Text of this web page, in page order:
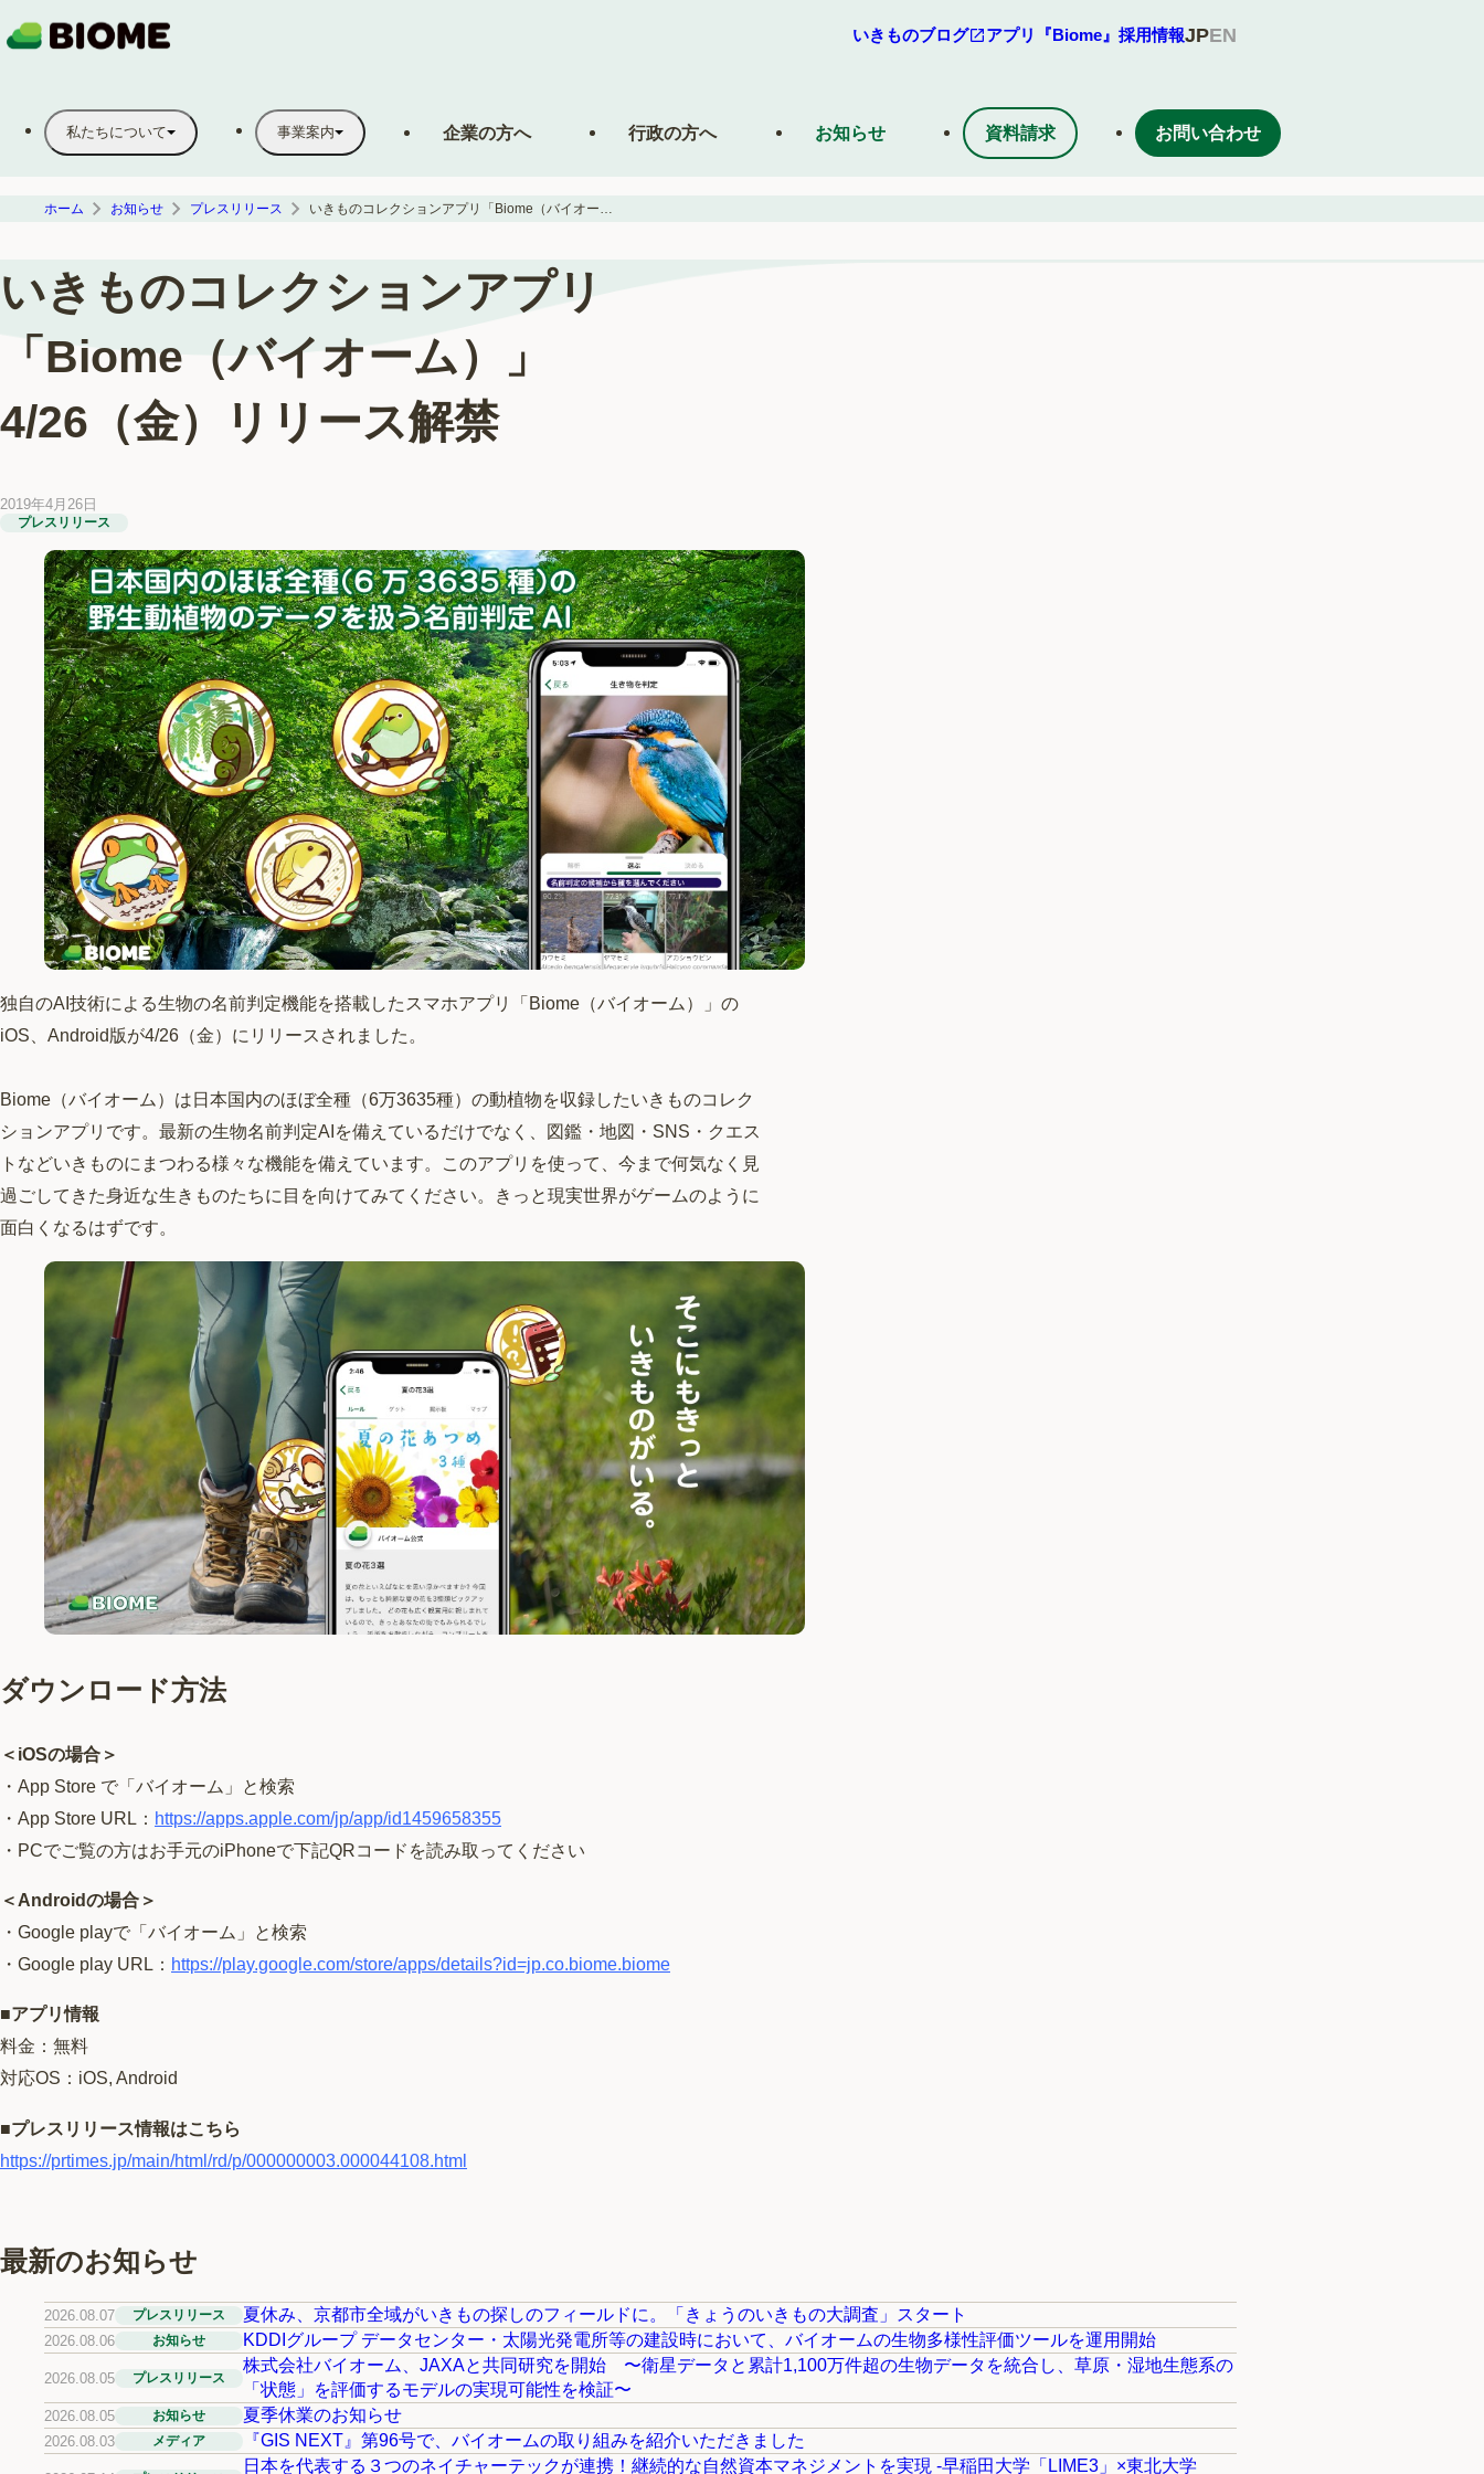
いきものブログ アプリ『Biome』 採用情報JPEN
私たちについて 事業案内 企業の方へ 行政の方へ お知らせ 資料請求 お問い合わせ
ホーム お知らせ プレスリリース
いきものコレクションアプリ
「Biome（バイオーム）」
4/26（金）リリース解禁
2019年4月26日
プレスリリース
独自のAI技術による生物の名前判定機能を搭載したスマホアプリ「Biome（バイオーム）」の
iOS、Android版が4/26（金）にリリースされました。
Biome（バイオーム）は日本国内のほぼ全種（6万3635種）の動植物を収録したいきものコレク
ションアプリです。最新の生物名前判定AIを備えているだけでなく、図鑑・地図・SNS・クエス
トなどいきものにまつわる様々な機能を備えています。このアプリを使って、今まで何気なく見
過ごしてきた身近な生きものたちに目を向けてみてください。きっと現実世界がゲームのように
面白くなるはずです。
ダウンロード方法
＜iOSの場合＞
・App Store で「バイオーム」と検索
・App Store URL： https://apps.apple.com/jp/app/id1459658355
・PCでご覧の方はお手元のiPhoneで下記QRコードを読み取ってください
＜Androidの場合＞
・Google playで「バイオーム」と検索
・Google play URL： https://play.google.com/store/apps/details?id=jp.co.biome.biome
■アプリ情報
料金：無料
対応OS：iOS, Android
■プレスリリース情報はこちら
https://prtimes.jp/main/html/rd/p/000000003.000044108.html
最新のお知らせ
2026.08.07 プレスリリース 夏休み、京都市全域がいきもの探しのフィールドに。「きょうのいきもの大調査」スタート
2026.08.06 お知らせ KDDIグループ データセンター・太陽光発電所等の建設時において、バイオームの生物多様性評価ツールを運用開始
2026.08.05 プレスリリース
株式会社バイオーム、JAXAと共同研究を開始 〜衛星データと累計1,100万件超の生物データを統合し、草原・湿地生態系の
「状態」を評価するモデルの実現可能性を検証〜
2026.08.05 お知らせ 夏季休業のお知らせ
2026.08.03 メディア 『GIS NEXT』第96号で、バイオームの取り組みを紹介いただきました
日本を代表する３つのネイチャーテックが連携！継続的な自然資本マネジメントを実現 -早稲田大学「LIME3」×東北大学